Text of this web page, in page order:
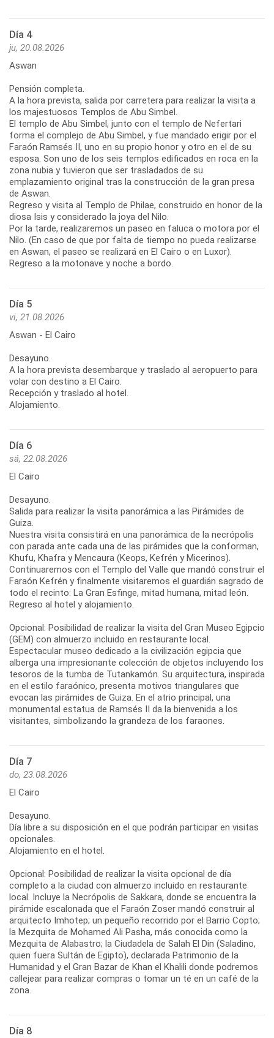
Día 4
ju, 20.08.2026
Aswan
Pensión completa.
A la hora prevista, salida por carretera para realizar la visita a
los majestuosos Templos de Abu Simbel.
El templo de Abu Simbel, junto con el templo de Nefertari
forma el complejo de Abu Simbel, y fue mandado erigir por el
Faraón Ramsés II, uno en su propio honor y otro en el de su
esposa. Son uno de los seis templos edificados en roca en la
zona nubia y tuvieron que ser trasladados de su
emplazamiento original tras la construcción de la gran presa
de Aswan.
Regreso y visita al Templo de Philae, construido en honor de la
diosa Isis y considerado la joya del Nilo.
Por la tarde, realizaremos un paseo en faluca o motora por el
Nilo. (En caso de que por falta de tiempo no pueda realizarse
en Aswan, el paseo se realizará en El Cairo o en Luxor).
Regreso a la motonave y noche a bordo.
Día 5
vi, 21.08.2026
Aswan - El Cairo
Desayuno.
A la hora prevista desembarque y traslado al aeropuerto para
volar con destino a El Cairo.
Recepción y traslado al hotel.
Alojamiento.
Día 6
sá, 22.08.2026
El Cairo
Desayuno.
Salida para realizar la visita panorámica a las Pirámides de
Guiza.
Nuestra visita consistirá en una panorámica de la necrópolis
con parada ante cada una de las pirámides que la conforman,
Khufu, Khafra y Mencaura (Keops, Kefrén y Micerinos).
Continuaremos con el Templo del Valle que mandó construir el
Faraón Kefrén y finalmente visitaremos el guardián sagrado de
todo el recinto: La Gran Esfinge, mitad humana, mitad león.
Regreso al hotel y alojamiento.
Opcional: Posibilidad de realizar la visita del Gran Museo Egipcio
(GEM) con almuerzo incluido en restaurante local.
Espectacular museo dedicado a la civilización egipcia que
alberga una impresionante colección de objetos incluyendo los
tesoros de la tumba de Tutankamón. Su arquitectura, inspirada
en el estilo faraónico, presenta motivos triangulares que
evocan las pirámides de Guiza. En el atrio principal, una
monumental estatua de Ramsés II da la bienvenida a los
visitantes, simbolizando la grandeza de los faraones.
Día 7
do, 23.08.2026
El Cairo
Desayuno.
Día libre a su disposición en el que podrán participar en visitas
opcionales.
Alojamiento en el hotel.
Opcional: Posibilidad de realizar la visita opcional de día
completo a la ciudad con almuerzo incluido en restaurante
local. Incluye la Necrópolis de Sakkara, donde se encuentra la
pirámide escalonada que el Faraón Zoser mandó construir al
arquitecto Imhotep; un pequeño recorrido por el Barrio Copto;
la Mezquita de Mohamed Ali Pasha, más conocida como la
Mezquita de Alabastro; la Ciudadela de Salah El Din (Saladino,
quien fuera Sultán de Egipto), declarada Patrimonio de la
Humanidad y el Gran Bazar de Khan el Khalili donde podremos
callejear para realizar compras o tomar un té en un café de la
zona.
Día 8